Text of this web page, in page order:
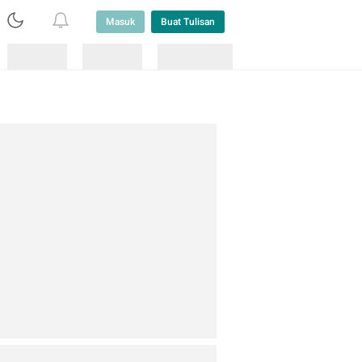
Masuk Buat Tulisan